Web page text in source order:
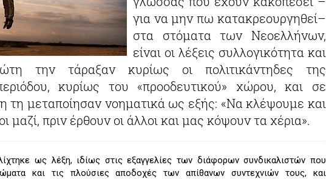
για να μην πω κατακρεουργηθεί–
στα στόματα των Νεοελλήνων,
είναι οι λέξεις συλλογικότητα και
την τάραξαν κυρίως οι πολιτικάντηδες της
κυρίως του «προοδευτικού» χώρου, και σε
τη μεταποίησαν νοηματικά ως εξής: «Να κλέψουμε και
μαζί, πριν έρθουν οι άλλοι και μας κόψουν τα χέρια».
ως λέξη, ιδίως στις εξαγγελίες των διάφορων συνδικαλιστών που
και τις πλούσιες αποδοχές των απίθανων συντεχνιών τους, και